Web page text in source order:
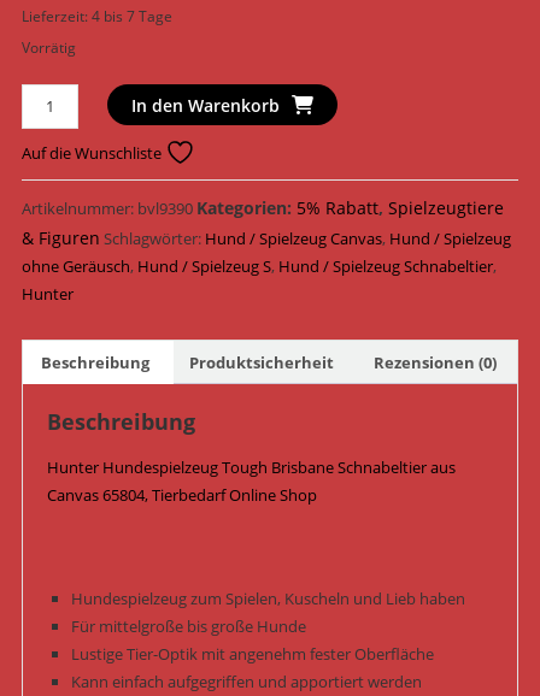
Lieferzeit:4 bis 7 Tage
Vorrätig
Hunter
Hundespielzeug
Tough
Brisbane
Schnabeltier
Canvas
37
cm
Menge
In den Warenkorb
Auf die Wunschliste
Artikelnummer: bvl9390 Kategorien: 5% Rabatt, Spielzeugtiere
& Figuren Schlagwörter: Hund / Spielzeug Canvas, Hund / Spielzeug
ohne Geräusch, Hund / Spielzeug S, Hund / Spielzeug Schnabeltier,
Hunter
Beschreibung Produktsicherheit Rezensionen (0)
Beschreibung
Hunter Hundespielzeug Tough Brisbane Schnabeltier aus
Canvas 65804, Tierbedarf Online Shop
Hundespielzeug zum Spielen, Kuscheln und Lieb haben
Für mittelgroße bis große Hunde
Lustige Tier-Optik mit angenehm fester Oberfläche
Kann einfach aufgegriffen und apportiert werden